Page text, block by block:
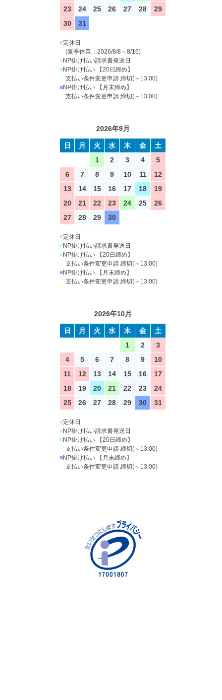
23 24 25 26 27 28
29
30
31
■定休日
(夏季休業：2026/8/8～8/16)
■NP掛け払い請求書発送日
■NP掛け払い 【20日締め】
支払い条件変更申請 締切(～13:00)
■NP掛け払い 【月末締め】
支払い条件変更申請 締切(～13:00)
2026年9月
日 月 火 水 木 金
土
1
2 3 4
5
6
7 8 9 10 11
12
13
14 15 16 17 18
19
20
21 22 23 24 25
26
27
28 29 30
■定休日
■NP掛け払い請求書発送日
■NP掛け払い 【20日締め】
支払い条件変更申請 締切(～13:00)
■NP掛け払い 【月末締め】
支払い条件変更申請 締切(～13:00)
2026年10月
日 月 火 水 木 金
土
1
2
3
4
5 6 7 8 9
10
11
12 13 14 15 16
17
18
19 20 21 22 23
24
25
26 27 28 29 30 31
■定休日
■NP掛け払い請求書発送日
■NP掛け払い 【20日締め】
支払い条件変更申請 締切(～13:00)
■NP掛け払い 【月末締め】
支払い条件変更申請 締切(～13:00)